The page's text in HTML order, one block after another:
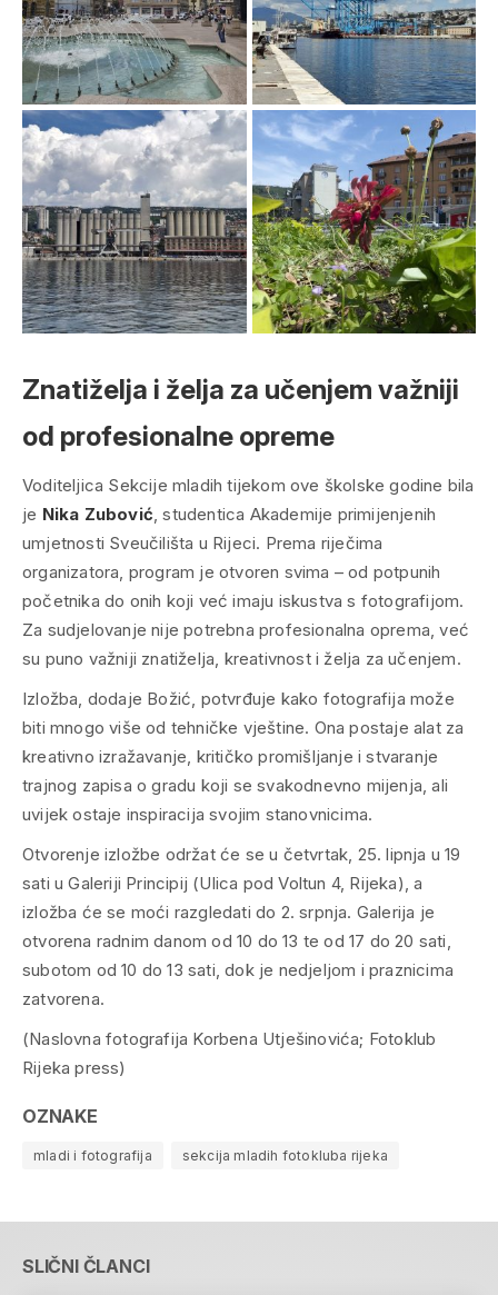
Znatiželja i želja za učenjem važniji
od profesionalne opreme
Voditeljica Sekcije mladih tijekom ove školske godine bila
je Nika Zubović, studentica Akademije primijenjenih
umjetnosti Sveučilišta u Rijeci. Prema riječima
organizatora, program je otvoren svima – od potpunih
početnika do onih koji već imaju iskustva s fotografijom.
Za sudjelovanje nije potrebna profesionalna oprema, već
su puno važniji znatiželja, kreativnost i želja za učenjem.
Izložba, dodaje Božić, potvrđuje kako fotografija može
biti mnogo više od tehničke vještine. Ona postaje alat za
kreativno izražavanje, kritičko promišljanje i stvaranje
trajnog zapisa o gradu koji se svakodnevno mijenja, ali
uvijek ostaje inspiracija svojim stanovnicima.
Otvorenje izložbe održat će se u četvrtak, 25. lipnja u 19
sati u Galeriji Principij (Ulica pod Voltun 4, Rijeka), a
izložba će se moći razgledati do 2. srpnja. Galerija je
otvorena radnim danom od 10 do 13 te od 17 do 20 sati,
subotom od 10 do 13 sati, dok je nedjeljom i praznicima
zatvorena.
(Naslovna fotografija Korbena Utješinovića; Fotoklub
Rijeka press)
OZNAKE
mladi i fotografija sekcija mladih fotokluba rijeka
SLIČNI ČLANCI